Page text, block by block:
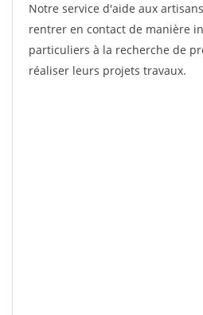
Notre service d'aide aux
rentrer en contact de manière
particuliers à la recherche de
réaliser leurs projets travaux.